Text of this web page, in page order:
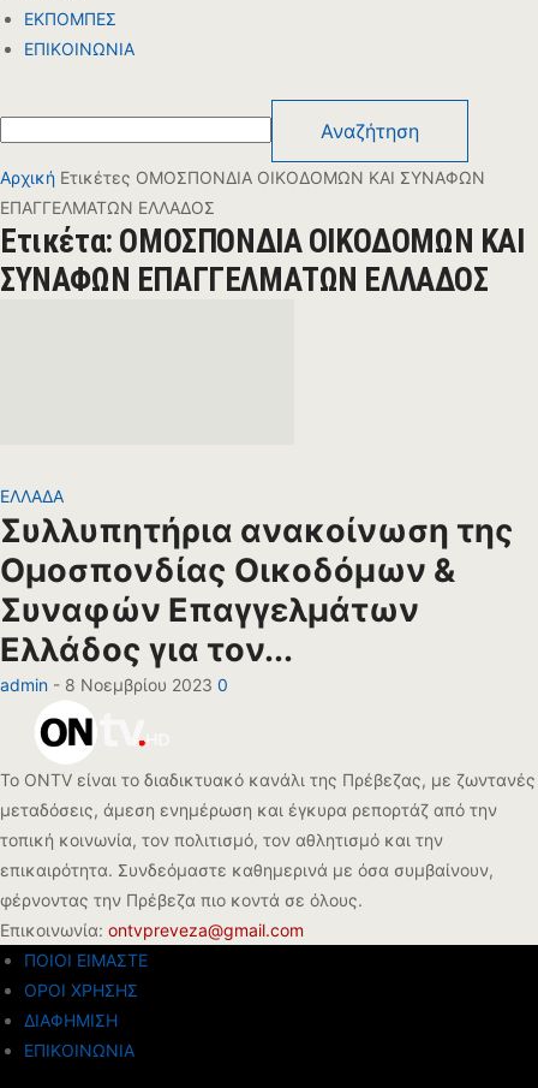
ΕΚΠΟΜΠΕΣ
ΕΠΙΚΟΙΝΩΝΙΑ
Αρχική Ετικέτες ΟΜΟΣΠΟΝΔΙΑ ΟΙΚΟΔΟΜΩΝ ΚΑΙ ΣΥΝΑΦΩΝ
ΕΠΑΓΓΕΛΜΑΤΩΝ ΕΛΛΑΔΟΣ
Ετικέτα: ΟΜΟΣΠΟΝΔΙΑ ΟΙΚΟΔΟΜΩΝ ΚΑΙ
ΣΥΝΑΦΩΝ ΕΠΑΓΓΕΛΜΑΤΩΝ ΕΛΛΑΔΟΣ
ΕΛΛΑΔΑ
Συλλυπητήρια ανακοίνωση της
Ομοσπονδίας Οικοδόμων &
Συναφών Επαγγελμάτων
Ελλάδος για τον...
admin - 8 Νοεμβρίου 2023 0
Το ONTV είναι το διαδικτυακό κανάλι της Πρέβεζας, με ζωντανές
μεταδόσεις, άμεση ενημέρωση και έγκυρα ρεπορτάζ από την
τοπική κοινωνία, τον πολιτισμό, τον αθλητισμό και την
επικαιρότητα. Συνδεόμαστε καθημερινά με όσα συμβαίνουν,
φέρνοντας την Πρέβεζα πιο κοντά σε όλους.
Επικοινωνία: ontvpreveza@gmail.com
ΠΟΙΟΙ ΕΙΜΑΣΤΕ
ΟΡΟΙ ΧΡΗΣΗΣ
ΔΙΑΦΗΜΙΣΗ
ΕΠΙΚΟΙΝΩΝΙΑ